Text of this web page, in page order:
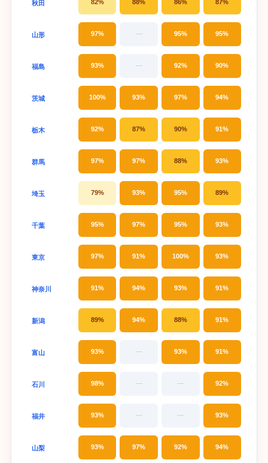
秋田 82% 88% 86% 87%
山形 97% — 95% 95%
福島 93% — 92% 90%
茨城 100% 93% 97% 94%
栃木 92% 87% 90% 91%
群馬 97% 97% 88% 93%
埼玉 79% 93% 95% 89%
千葉 95% 97% 95% 93%
東京 97% 91% 100% 93%
神奈川 91% 94% 93% 91%
新潟 89% 94% 88% 91%
富山 93% — 93% 91%
石川 98% — — 92%
福井 93% — — 93%
山梨 93% 97% 92% 94%